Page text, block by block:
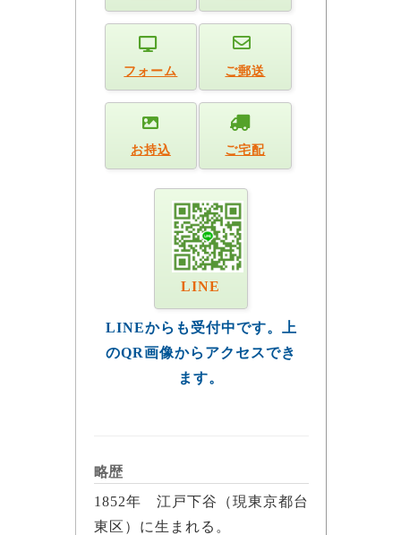
フォーム ご郵送
お持込 ご宅配
LINE
LINEからも受付中です。上
のQR画像からアクセスでき
ます。
略歴
1852年 江戸下谷（現東京都台
東区）に生まれる。